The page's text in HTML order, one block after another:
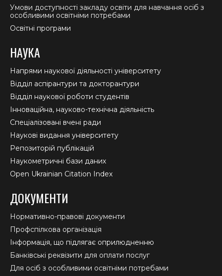
Умови доступності закладу освіти для навчання осіб з
особливими освітніми потребами
Освітні програми
НАУКА
Напрями наукової діяльності університету
Відділ аспірантури та докторантури
Відділ наукової роботи студентів
Інноваційна, науково-технічна діяльність
Спеціалізовані вчені ради
Наукові видання університету
Репозиторій публікацій
Наукометричні бази даних
Open Ukrainian Citation Index
ДОКУМЕНТИ
Нормативно-правові документи
Профспілкова організація
Інформація, що підлягає оприлюдненню
Банківські реквізити для оплати послуг
Для осіб з особливими освітніми потребами